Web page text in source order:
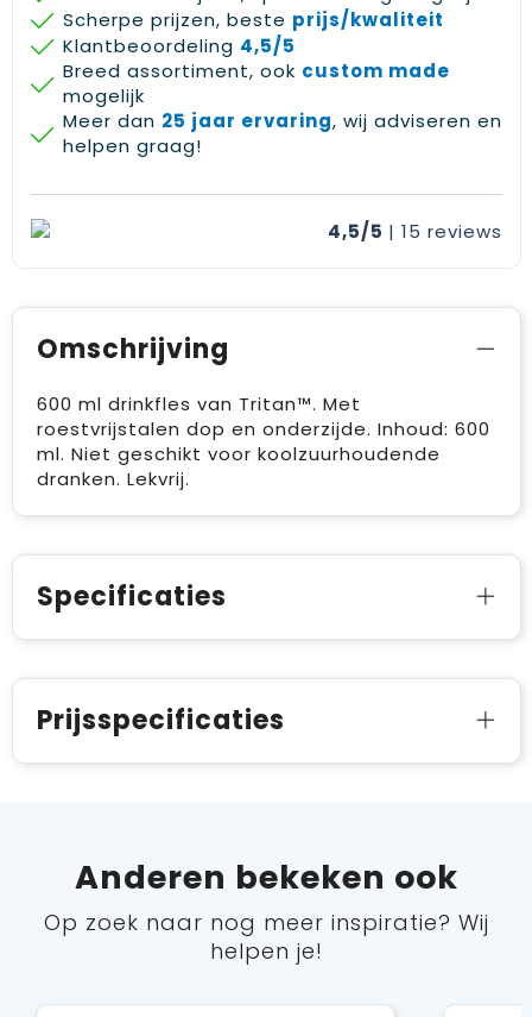
Scherpe prijzen, beste prijs/kwaliteit
Klantbeoordeling 4,5/5
Breed assortiment, ook custom made
mogelijk
Meer dan 25 jaar ervaring, wij adviseren en
helpen graag!
4,5/5 | 15 reviews
Omschrijving
600 ml drinkfles van Tritan™. Met
roestvrijstalen dop en onderzijde. Inhoud: 600
ml. Niet geschikt voor koolzuurhoudende
dranken. Lekvrij.
Specificaties
Prijsspecificaties
Anderen bekeken ook
Op zoek naar nog meer inspiratie? Wij
helpen je!